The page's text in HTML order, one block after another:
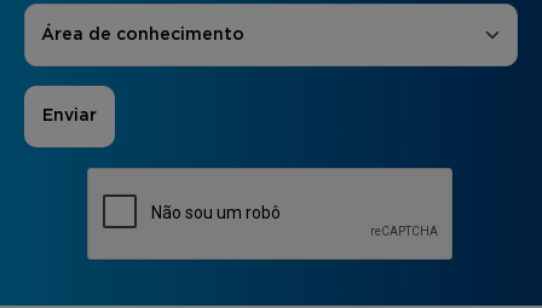
Áreas de Interesse
Área de conhecimento